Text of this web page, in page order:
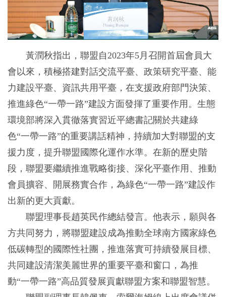
黃潤秋指出，聯盟自2023年5月召開首屆會員大
會以來，積極搭建對話交流平臺、政策研究平臺、能
力建設平臺、資訊共用平臺，在支援政府部門決策、
推進綠色“一帶一路”建設方面發揮了重要作用。生態
環境部將深入貫徹落實習近平總書記關於共建綠
色“一帶一路”的重要講話精神，持續加大對聯盟的支
援力度，提升聯盟國際化運作水準。在新的歷史階
段，聯盟要繼續推進戰略銜接、深化平臺作用、推動
會員擴容、開展務實合作，為綠色“一帶一路”建設作
出新的更大貢獻。
聯盟理事長趙英民作總結發言。他表示，願與各
方共同努力，將聯盟建設成為推動全球南方國家綠色
低碳轉型的國際性社團，推進落實可持續發展目標、
共同建設清潔美麗世界的重要平臺和窗口，為推
動“一帶一路”高品質發展貢獻聯盟方案和聯盟智慧。